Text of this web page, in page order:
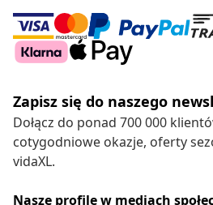
Zapisz się do naszego
Dołącz do ponad 700 000
cotygodniowe okazje, oferty
vidaXL.
Nasze profile w mediach